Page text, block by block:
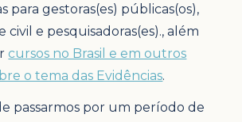
para gestoras(es) públicas(os),
civil e pesquisadoras(es)., além
cursos no Brasil e em outros
o tema das Evidências.
passarmos por um período de